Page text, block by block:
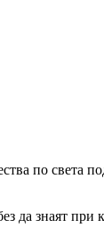
по света
да знаят